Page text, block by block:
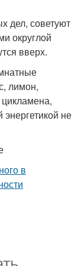
дел, советуют
округлой
вверх.
лимон,
энергетикой не